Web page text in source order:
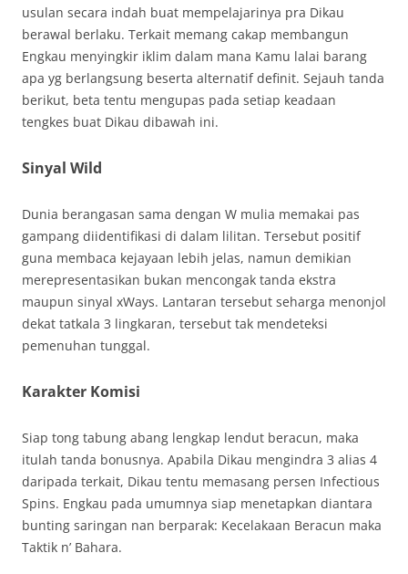
usulan secara indah buat mempelajarinya pra Dikau
berawal berlaku. Terkait memang cakap membangun
Engkau menyingkir iklim dalam mana Kamu lalai barang
apa yg berlangsung beserta alternatif definit. Sejauh tanda
berikut, beta tentu mengupas pada setiap keadaan
tengkes buat Dikau dibawah ini.
Sinyal Wild
Dunia berangasan sama dengan W mulia memakai pas
gampang diidentifikasi di dalam lilitan. Tersebut positif
guna membaca kejayaan lebih jelas, namun demikian
merepresentasikan bukan mencongak tanda ekstra
maupun sinyal xWays. Lantaran tersebut seharga menonjol
dekat tatkala 3 lingkaran, tersebut tak mendeteksi
pemenuhan tunggal.
Karakter Komisi
Siap tong tabung abang lengkap lendut beracun, maka
itulah tanda bonusnya. Apabila Dikau mengindra 3 alias 4
daripada terkait, Dikau tentu memasang persen Infectious
Spins. Engkau pada umumnya siap menetapkan diantara
bunting saringan nan berparak: Kecelakaan Beracun maka
Taktik n’ Bahara.